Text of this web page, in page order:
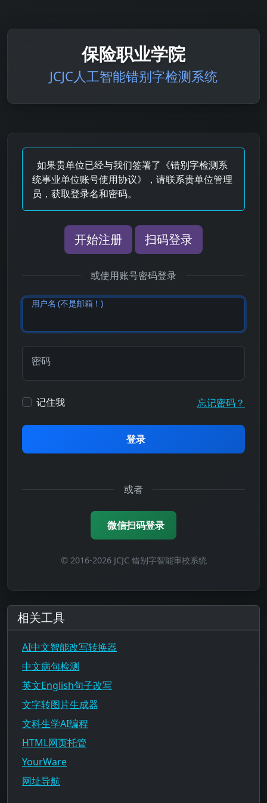
保险职业学院
JCJC人工智能错别字检测系统
如果贵单位已经与我们签署了《错别字检测系
统事业单位账号使用协议》，请联系贵单位管理
员，获取登录名和密码。
开始注册 扫码登录
或使用账号密码登录
用户名 (不是邮箱！)
密码
记住我 忘记密码？
登录
或者
微信扫码登录
© 2016-2026 JCJC 错别字智能审校系统
相关工具
AI中文智能改写转换器
中文病句检测
英文English句子改写
文字转图片生成器
文科生学AI编程
HTML网页托管
YourWare
网址导航